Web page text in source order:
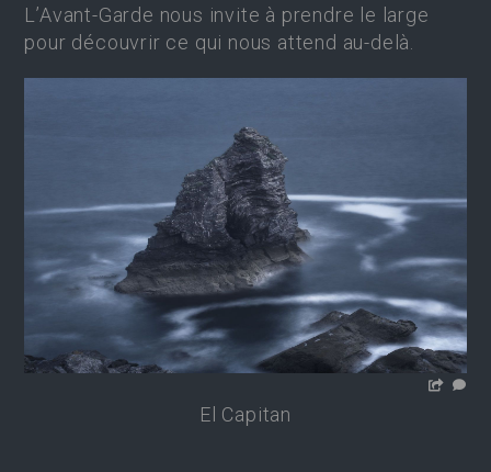
L’Avant-Garde nous invite à prendre le large
pour découvrir ce qui nous attend au-delà.
El Capitan